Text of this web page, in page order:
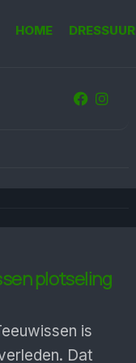
HOME DRESSUUR
plotseling
is
Dat